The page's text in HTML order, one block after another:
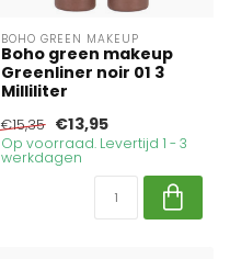
BOHO GREEN MAKEUP
Boho green makeup
Greenliner noir 01 3
Milliliter
€15,35 €13,95
Op voorraad. Levertijd 1 - 3
werkdagen